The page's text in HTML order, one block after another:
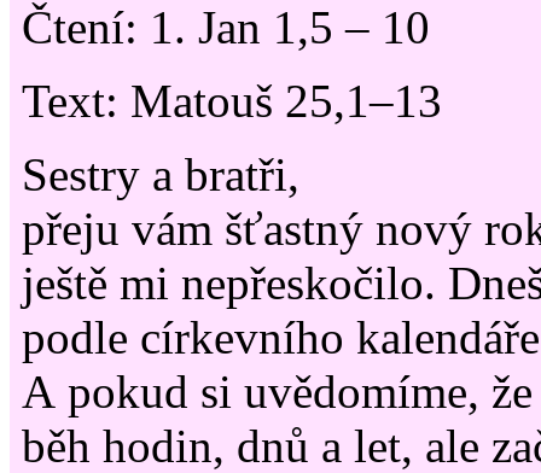
Čtení: 1. Jan 1,5 – 10
Text: Matouš 25,1–13
Sestry a bratři,
přeju vám šťastný nový
ještě mi nepřeskočilo.
podle církevního
A pokud si uvědomíme,
běh hodin, dnů a let, ale